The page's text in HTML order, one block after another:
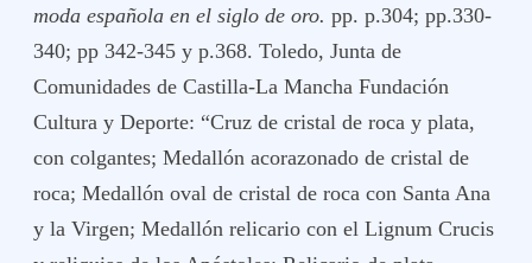
moda española en el siglo de oro. pp. p.304; pp.330-
340; pp 342-345 y p.368. Toledo, Junta de
Comunidades de Castilla-La Mancha Fundación
Cultura y Deporte: “Cruz de cristal de roca y plata,
con colgantes; Medallón acorazonado de cristal de
roca; Medallón oval de cristal de roca con Santa Ana
y la Virgen; Medallón relicario con el Lignum Crucis